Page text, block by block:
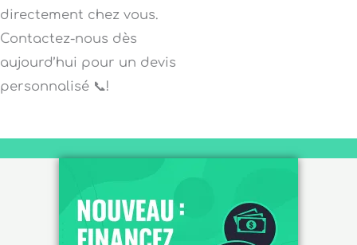
directement chez vous.
Contactez-nous dès
aujourd’hui pour un devis
personnalisé 📞!